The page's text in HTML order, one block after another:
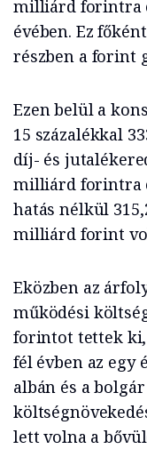
milliárd forintra
évében. Ez
részben a forint
Ezen belül a
15 százalékkal
díj- és
milliárd forintra
hatás nélkül
milliárd forint
Eközben az
működési
forintot tettek ki,
fél évben az egy
albán és a
lett volna a